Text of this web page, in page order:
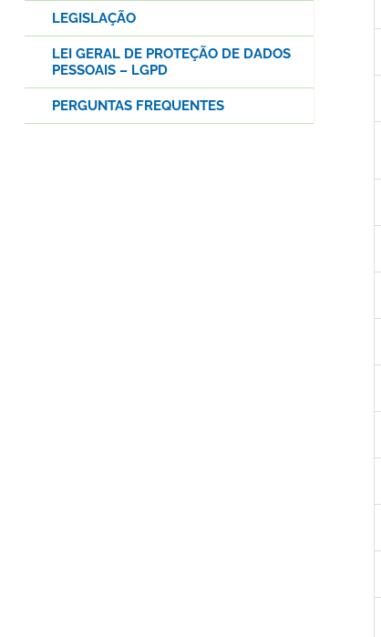
LEGISLAÇÃO
LEI GERAL DE PROTEÇÃO DE DADOS
PESSOAIS – LGPD
PERGUNTAS FREQUENTES